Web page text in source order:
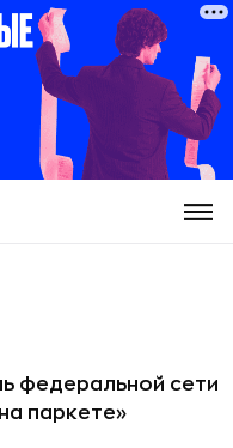
федеральной сети
паркете»